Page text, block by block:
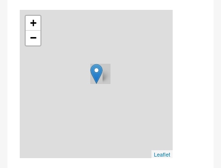
+
−
Leaflet